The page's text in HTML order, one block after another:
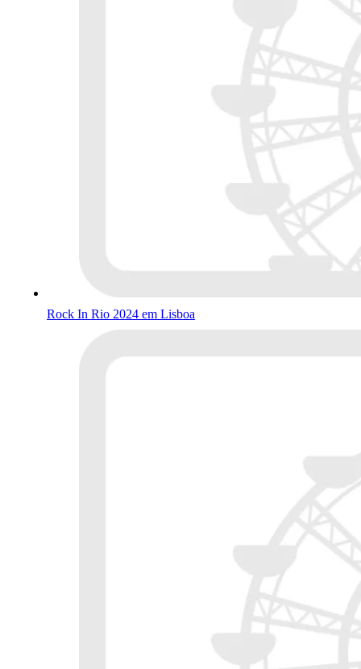
Rock In Rio 2024 em Lisboa